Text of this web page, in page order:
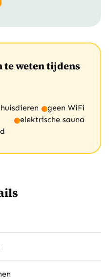
weten tijdens
geen WiFi
elektrische sauna